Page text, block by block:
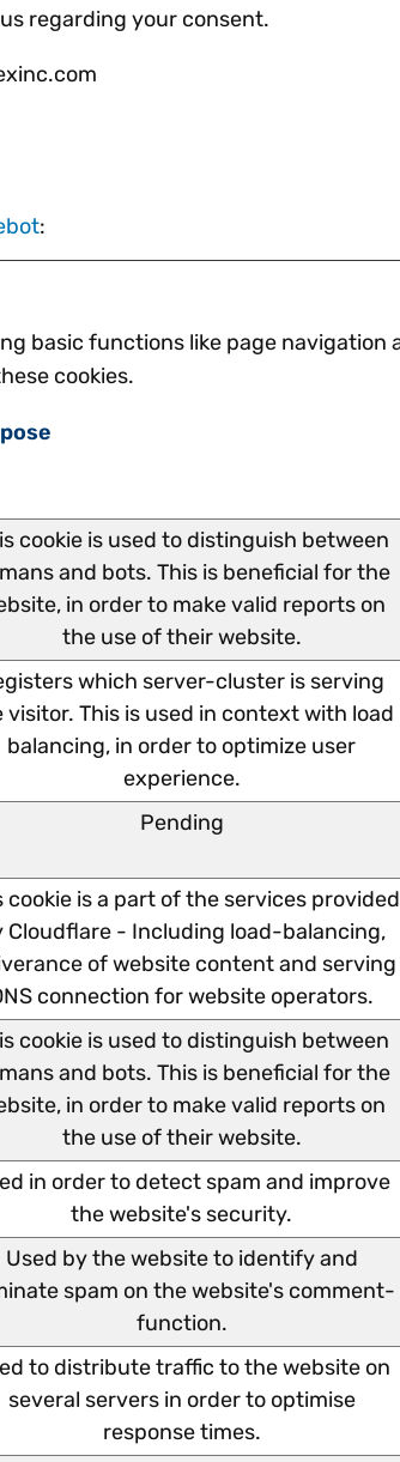
regarding your consent.
:
basic functions like page navigation
cookies.
cookie is used to distinguish between
and bots. This is beneficial for the
in order to make valid reports on
the use of their website.
which server-cluster is serving
visitor. This is used in context with load
balancing, in order to optimize user
experience.
Pending
cookie is a part of the services provided
Cloudflare - Including load-balancing,
of website content and serving
connection for website operators.
cookie is used to distinguish between
and bots. This is beneficial for the
in order to make valid reports on
the use of their website.
in order to detect spam and improve
the website's security.
Used by the website to identify and
spam on the website's comment-
function.
to distribute traffic to the website on
several servers in order to optimise
response times.